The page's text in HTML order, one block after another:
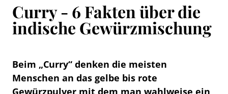
Curry - 6 Fakten über die
indische Gewürzmischung
Beim „Curry“ denken die meisten
Menschen an das gelbe bis rote
Gewürzpulver mit dem man wahlweise ein